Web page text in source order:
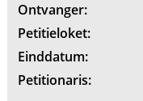
Ontvanger:
Petitieloket:
Einddatum:
Petitionaris: